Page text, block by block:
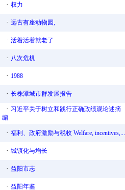
· 权力
· 远古有座动物园,
· 活着活着就老了
· 八次危机
· 1988
· 长株潭城市群发展报告
· 习近平关于树立和践行正确政绩观论述摘
编
· 福利、政府激励与税收 Welfare, incentives,...
· 城镇化与增长
· 益阳市志
· 益阳年鉴